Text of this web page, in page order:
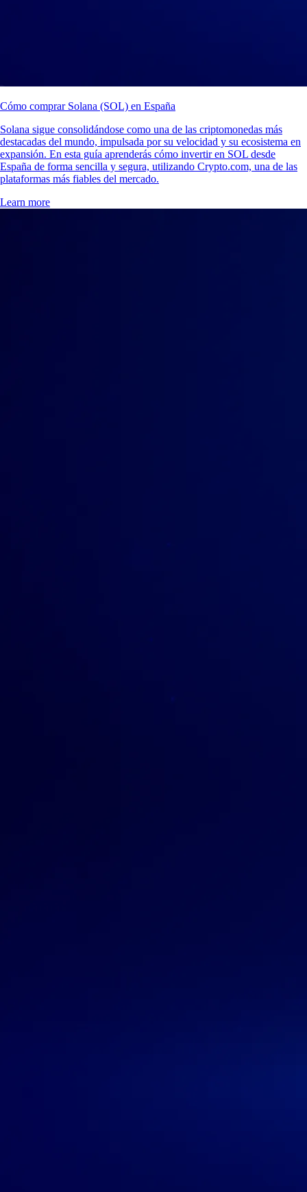
Cómo comprar Solana (SOL) en España
Solana sigue consolidándose como una de las criptomonedas más
destacadas del mundo, impulsada por su velocidad y su ecosistema en
expansión. En esta guía aprenderás cómo invertir en SOL desde
España de forma sencilla y segura, utilizando Crypto.com, una de las
plataformas más fiables del mercado.
Learn more